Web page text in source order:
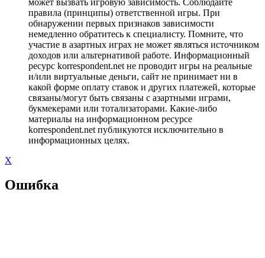
правила (принципы) ответственной игры. При
обнаружении первых признаков зависимости
немедленно обратитесь к специалисту. Помните, что
участие в азартных играх не может являться источником
доходов или альтернативой работе. Информационный
ресурс korrespondent.net не проводит игры на реальные
и/или виртуальные деньги, сайт не принимает ни в
какой форме оплату ставок и других платежей, которые
связаны/могут быть связаны с азартными играми,
букмекерами или тотализаторами. Какие-либо
материалы на информационном ресурсе
korrespondent.net публикуются исключительно в
информационных целях.
X
Ошибка